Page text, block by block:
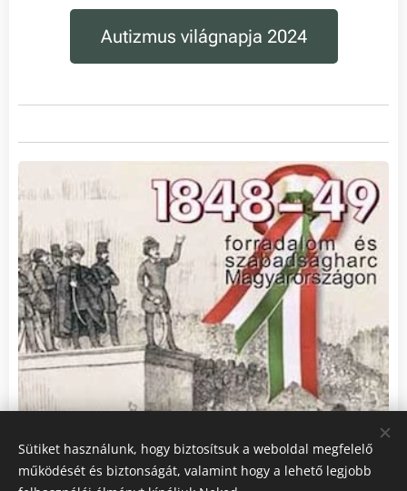
Autizmus világnapja 2024
Március 15.
Sütiket használunk, hogy biztosítsuk a weboldal megfelelő
működését és biztonságát, valamint hogy a lehető legjobb